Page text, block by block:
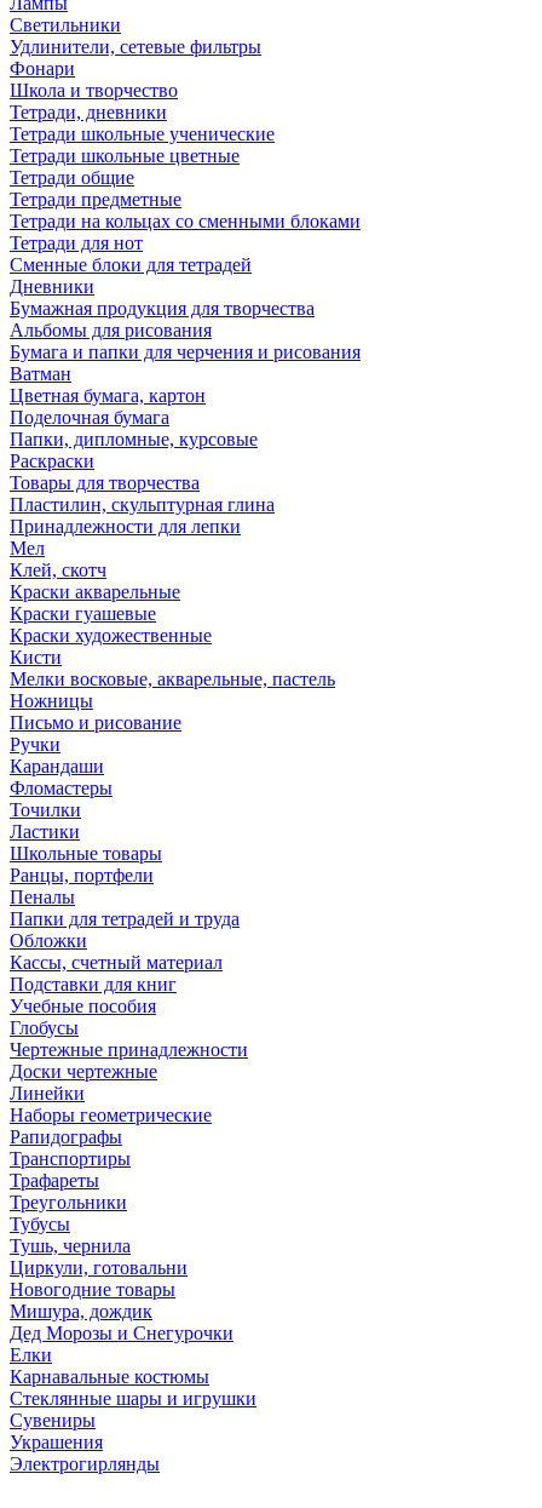
Светильники
Удлинители, сетевые фильтры
Фонари
Школа и творчество
Тетради, дневники
Тетради школьные ученические
Тетради школьные цветные
Тетради общие
Тетради предметные
Тетради на кольцах со сменными блоками
Тетради для нот
Сменные блоки для тетрадей
Дневники
Бумажная продукция для творчества
Альбомы для рисования
Бумага и папки для черчения и рисования
Ватман
Цветная бумага, картон
Поделочная бумага
Папки, дипломные, курсовые
Раскраски
Товары для творчества
Пластилин, скульптурная глина
Принадлежности для лепки
Мел
Клей, скотч
Краски акварельные
Краски гуашевые
Краски художественные
Кисти
Мелки восковые, акварельные, пастель
Ножницы
Письмо и рисование
Ручки
Карандаши
Фломастеры
Точилки
Ластики
Школьные товары
Ранцы, портфели
Пеналы
Папки для тетрадей и труда
Обложки
Кассы, счетный материал
Подставки для книг
Учебные пособия
Глобусы
Чертежные принадлежности
Доски чертежные
Линейки
Наборы геометрические
Рапидографы
Транспортиры
Трафареты
Треугольники
Тубусы
Тушь, чернила
Циркули, готовальни
Новогодние товары
Мишура, дождик
Дед Морозы и Снегурочки
Елки
Карнавальные костюмы
Стеклянные шары и игрушки
Сувениры
Украшения
Электрогирлянды